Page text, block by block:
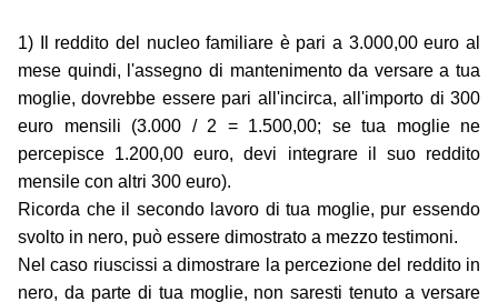
1) Il reddito del nucleo familiare è pari a 3.000,00 euro al
mese quindi, l'assegno di mantenimento da versare a tua
moglie, dovrebbe essere pari all'incirca, all'importo di 300
euro mensili (3.000 / 2 = 1.500,00; se tua moglie ne
percepisce 1.200,00 euro, devi integrare il suo reddito
mensile con altri 300 euro).
Ricorda che il secondo lavoro di tua moglie, pur essendo
svolto in nero, può essere dimostrato a mezzo testimoni.
Nel caso riuscissi a dimostrare la percezione del reddito in
nero, da parte di tua moglie, non saresti tenuto a versare